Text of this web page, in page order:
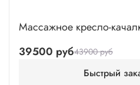
Массажное кресло-
39500 руб43900 руб
Быстрый